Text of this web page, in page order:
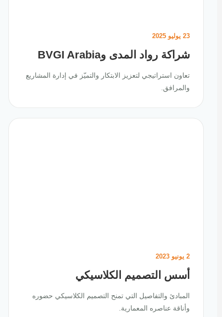
23 يوليو 2025
شراكة رواد المدى وBVGI Arabia
تعاون استراتيجي لتعزيز الابتكار والتميّز في إدارة المشاريع
والمرافق.
أسس التصميم الكلاسيكي
المبادئ والتفاصيل التي تمنح التصميم الكلاسيكي حضوره
وأناقة عناصره المعمارية.